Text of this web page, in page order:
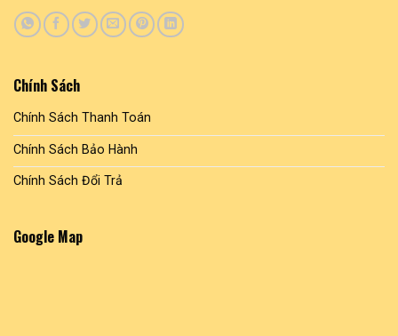
Chính Sách
Chính Sách Thanh Toán
Chính Sách Bảo Hành
Chính Sách Đổi Trả
Google Map